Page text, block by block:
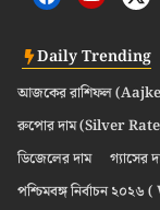
Daily Trending
আজকের রাশিফল
রুপোর দাম (Silver
ডিজেলের দাম
গ্যাসের
পশ্চিমবঙ্গ নির্বাচন